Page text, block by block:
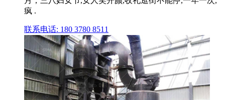
疯 .
联系电话: 180 3780 8511